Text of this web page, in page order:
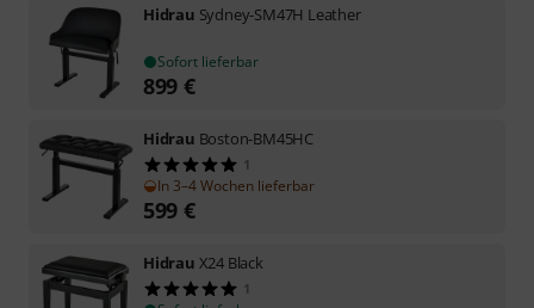
Hidrau Sydney-SM47H Leather
Sofort lieferbar
899 €
Hidrau Boston-BM45HC
1
In 3–4 Wochen lieferbar
599 €
Hidrau X24 Black
1